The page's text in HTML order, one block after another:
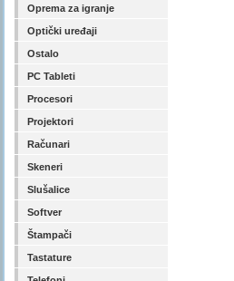
Oprema za igranje
Optički uređaji
Ostalo
PC Tableti
Procesori
Projektori
Računari
Skeneri
Slušalice
Softver
Štampači
Tastature